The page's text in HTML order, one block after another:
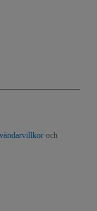
och